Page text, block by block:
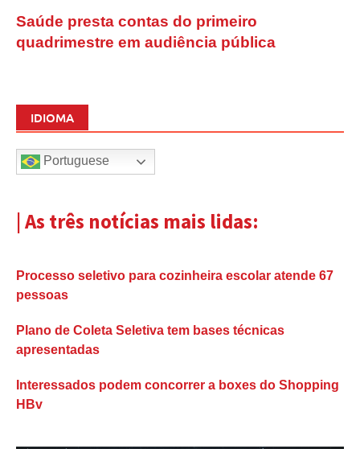
Saúde presta contas do primeiro
quadrimestre em audiência pública
IDIOMA
Portuguese
| As três notícias mais lidas:
Processo seletivo para cozinheira escolar atende 67
pessoas
Plano de Coleta Seletiva tem bases técnicas
apresentadas
Interessados podem concorrer a boxes do Shopping
HBv